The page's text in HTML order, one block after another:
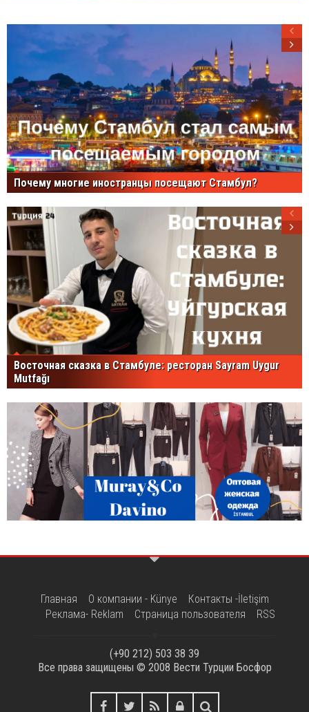
Почему многие иностранцы посещают Стамбул?
Восточная сказка в Стамбуле: ресторан Sayram Uygur
Mutfağı
Главная О компании - Künye
Контакты -İletişim
Реклама- Reklam
Страница пользователя RSS
(+90 212) 503 38 39
Все права защищены © 2008 Вести Турции Босфор